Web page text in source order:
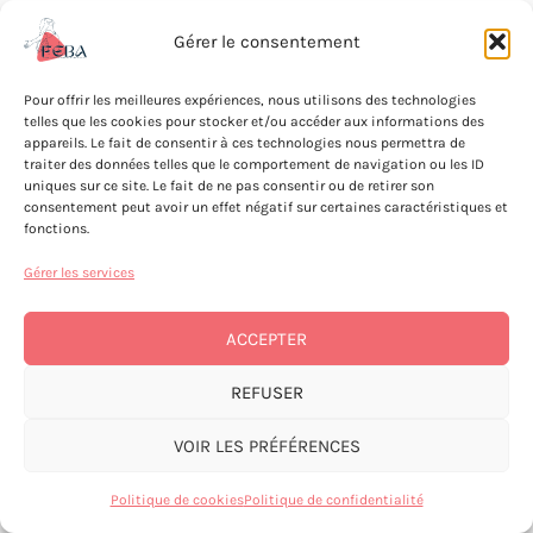
Gérer le consentement
Pour offrir les meilleures expériences, nous utilisons des technologies
telles que les cookies pour stocker et/ou accéder aux informations des
appareils. Le fait de consentir à ces technologies nous permettra de
traiter des données telles que le comportement de navigation ou les ID
uniques sur ce site. Le fait de ne pas consentir ou de retirer son
consentement peut avoir un effet négatif sur certaines caractéristiques et
fonctions.
Gérer les services
ACCEPTER
REFUSER
VOIR LES PRÉFÉRENCES
Politique de cookiesPolitique de confidentialité
Mai Ce mois-ci
S’ABONNER AU CALENDRIER
Politique de confidentialité